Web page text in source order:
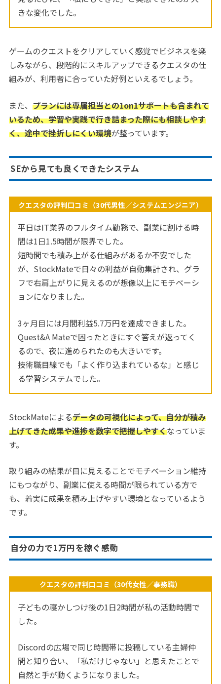
きな変化でした。
ゲームのクエストをクリアしていく感覚でビジネスを楽
しみながら、段階的にスキルアップできるクエスタの仕
組みが、利用者に合っていた好例といえるでしょう。
また、 プランには専属担当との1on1サポートも含まれて
いるため、学習や実践で行き詰まった際にも相談しやす
く、途中で挫折しにくい環境が整っています。
SEから見ても良くできたシステム
クエスタの評判口コミ（30代男性／システムエンジニア）
平日はIT業界のフルタイム勤務で、副業に割ける時
間は1日1.5時間が限界でした。
短時間でも積み上がる仕組みがあるか不安でした
が、StockMateで日々の利益が自動集計され、グラ
フで右肩上がりに見えるのが想像以上にモチベーシ
ョンになりました。
3ヶ月目には月間利益5.7万円を達成できました。
Quest&A Mateで困ったときにすぐ答えが返ってく
るので、夜に進められたのも大きいです。
技術職目線でも「よく作り込まれているな」と感じ
る学習システムでした。
StockMateによるデータの可視化によって、自分が積み
上げてきた成果や進捗を数字で把握しやすくなっていま
す。
取り組みの結果が目に見えることでモチベーション維持
にもつながり、副業に使える時間が限られている方で
も、着実に成果を積み上げやすい環境となっているよう
です。
自分の力で1万円を稼ぐ感動
クエスタの評判口コミ（30代女性／事務職）
子どもの寝かしつけ後の1日2時間が私の活動時間で
した。
Discordの広場で同じ時間帯に投稿している主婦仲
間と知り合い、「私だけじゃない」と思えたことで
自然と手が動くようになりました。